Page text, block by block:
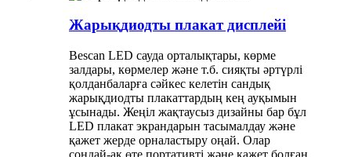
Жарықдиодты плакат дисплейі
Bescan LED сауда орталықтары, көрме
залдары, көрмелер және т.б. сияқты әртүрлі
қолданбаларға сәйкес келетін сандық
жарықдиодты плакаттардың кең ауқымын
ұсынады. Жеңіл жақтаусыз дизайны бар бұл
LED плакат экрандарын тасымалдау және
қажет жерде орналастыру оңай. Олар
сондай-ақ өте портативті және қажет болған